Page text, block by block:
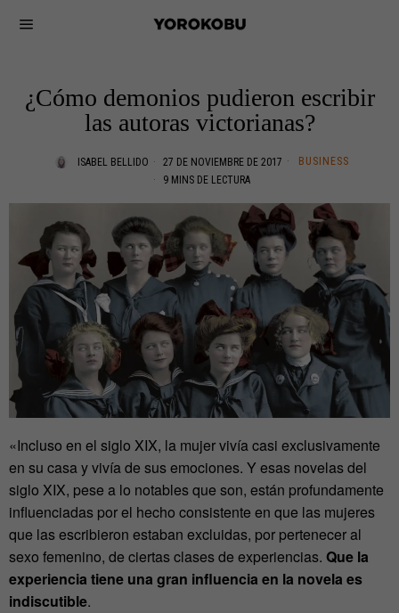
¿Cómo demonios pudieron escribir
las autoras victorianas?
ISABEL BELLIDO 27 DE NOVIEMBRE DE 2017
BUSINESS
9 MINS DE LECTURA
«Incluso en el siglo XIX, la mujer vivía casi exclusivamente
en su casa y vivía de sus emociones. Y esas novelas del
siglo XIX, pese a lo notables que son, están profundamente
influenciadas por el hecho consistente en que las mujeres
que las escribieron estaban excluidas, por pertenecer al
sexo femenino, de ciertas clases de experiencias. Que la
experiencia tiene una gran influencia en la novela es
indiscutible.